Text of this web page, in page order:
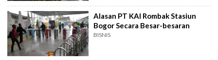
Alasan PT KAI Rombak Stasiun
Bogor Secara Besar-besaran
BISNIS